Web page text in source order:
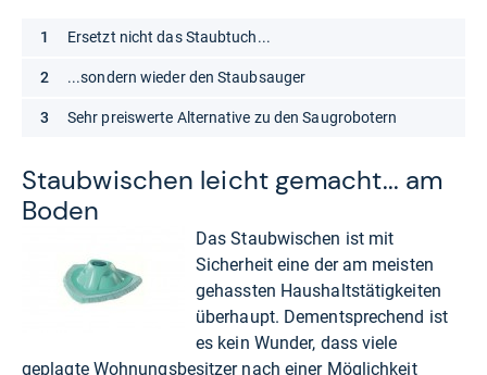
Staub­wi­schen leicht gemacht... am
Boden
Das Staubwischen ist mit
Sicherheit eine der am meisten
gehassten Haushaltstätigkeiten
überhaupt. Dementsprechend ist
es kein Wunder, dass viele
geplagte Wohnungsbesitzer nach einer Möglichkeit
Ersetzt nicht das Staubtuch...
...sondern wieder den Staubsauger
Sehr preiswerte Alternative zu den Saugrobotern